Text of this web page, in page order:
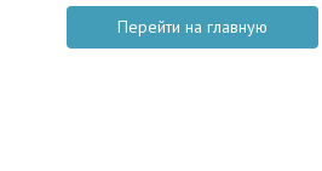
Перейти на главную